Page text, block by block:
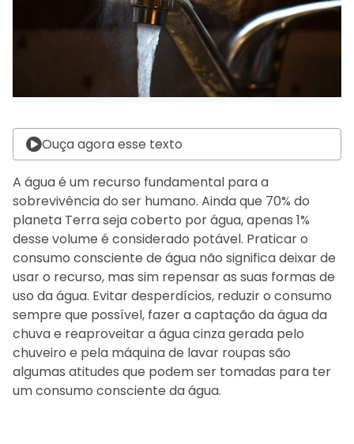
Ouça agora esse texto
A água é um recurso fundamental para a
sobrevivência do ser humano. Ainda que 70% do
planeta Terra seja coberto por água, apenas 1%
desse volume é considerado potável. Praticar o
consumo consciente de água não significa deixar de
usar o recurso, mas sim repensar as suas formas de
uso da água. Evitar desperdícios, reduzir o consumo
sempre que possível, fazer a captação da água da
chuva e reaproveitar a água cinza gerada pelo
chuveiro e pela máquina de lavar roupas são
algumas atitudes que podem ser tomadas para ter
um consumo consciente da água.